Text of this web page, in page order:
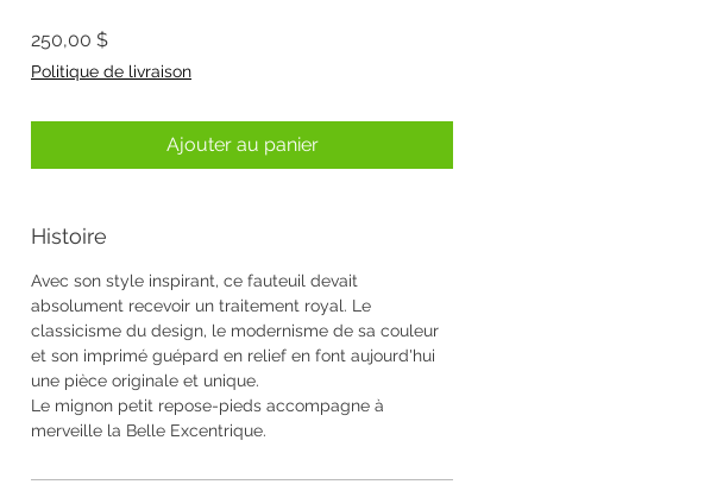
250,00 $Prix
Politique de livraison
Ajouter au panier
Histoire
Avec son style inspirant, ce fauteuil devait
absolument recevoir un traitement royal. Le
classicisme du design, le modernisme de sa couleur
et son imprimé guépard en relief en font aujourd'hui
une pièce originale et unique.
Le mignon petit repose-pieds accompagne à
merveille la Belle Excentrique.